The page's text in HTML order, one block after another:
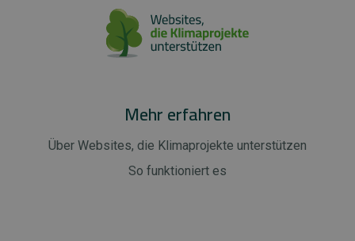
Mehr erfahren
Über Websites, die Klimaprojekte unterstützen
So funktioniert es